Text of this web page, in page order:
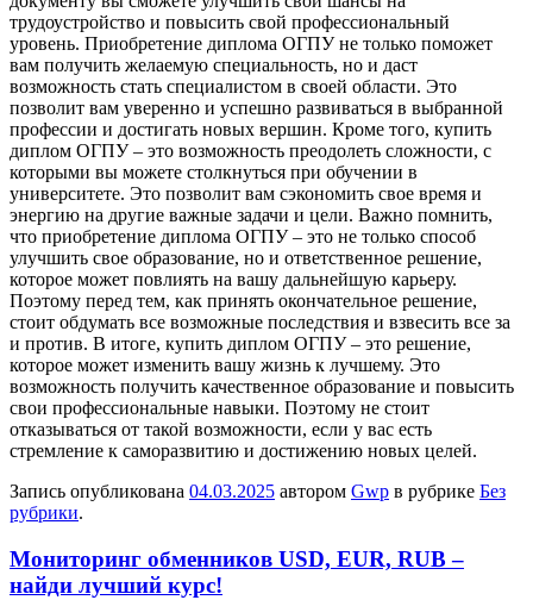
трудоустройство и повысить свой профессиональный
уровень. Приобретение диплома ОГПУ не только поможет
вам получить желаемую специальность, но и даст
возможность стать специалистом в своей области. Это
позволит вам уверенно и успешно развиваться в выбранной
профессии и достигать новых вершин. Кроме того, купить
диплом ОГПУ – это возможность преодолеть сложности, с
которыми вы можете столкнуться при обучении в
университете. Это позволит вам сэкономить свое время и
энергию на другие важные задачи и цели. Важно помнить,
что приобретение диплома ОГПУ – это не только способ
улучшить свое образование, но и ответственное решение,
которое может повлиять на вашу дальнейшую карьеру.
Поэтому перед тем, как принять окончательное решение,
стоит обдумать все возможные последствия и взвесить все за
и против. В итоге, купить диплом ОГПУ – это решение,
которое может изменить вашу жизнь к лучшему. Это
возможность получить качественное образование и повысить
свои профессиональные навыки. Поэтому не стоит
отказываться от такой возможности, если у вас есть
стремление к саморазвитию и достижению новых целей.
Запись опубликована 04.03.2025 автором Gwp в рубрике Без
рубрики.
Мониторинг обменников USD, EUR, RUB –
найди лучший курс!